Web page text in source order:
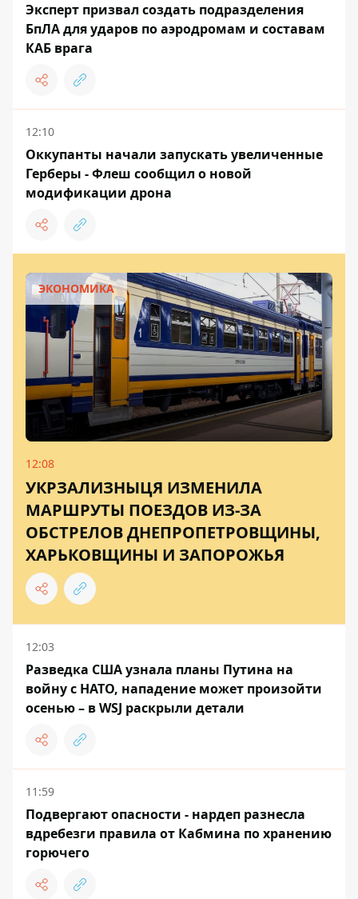
Эксперт призвал создать подразделения
БпЛА для ударов по аэродромам и составам
КАБ врага
12:10
Оккупанты начали запускать увеличенные
Герберы - Флеш сообщил о новой
модификации дрона
ЭКОНОМИКА
12:08
УКРЗАЛИЗНЫЦЯ ИЗМЕНИЛА
МАРШРУТЫ ПОЕЗДОВ ИЗ-ЗА
ОБСТРЕЛОВ ДНЕПРОПЕТРОВЩИНЫ,
ХАРЬКОВЩИНЫ И ЗАПОРОЖЬЯ
12:03
Разведка США узнала планы Путина на
войну с НАТО, нападение может произойти
осенью – в WSJ раскрыли детали
11:59
Подвергают опасности - нардеп разнесла
вдребезги правила от Кабмина по хранению
горючего